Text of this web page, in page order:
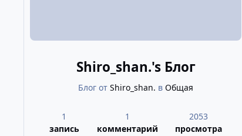
Shiro_shan.'s Блог
Блог от Shiro_shan. в Общая
1
запись
1
комментарий
2053
просмотра